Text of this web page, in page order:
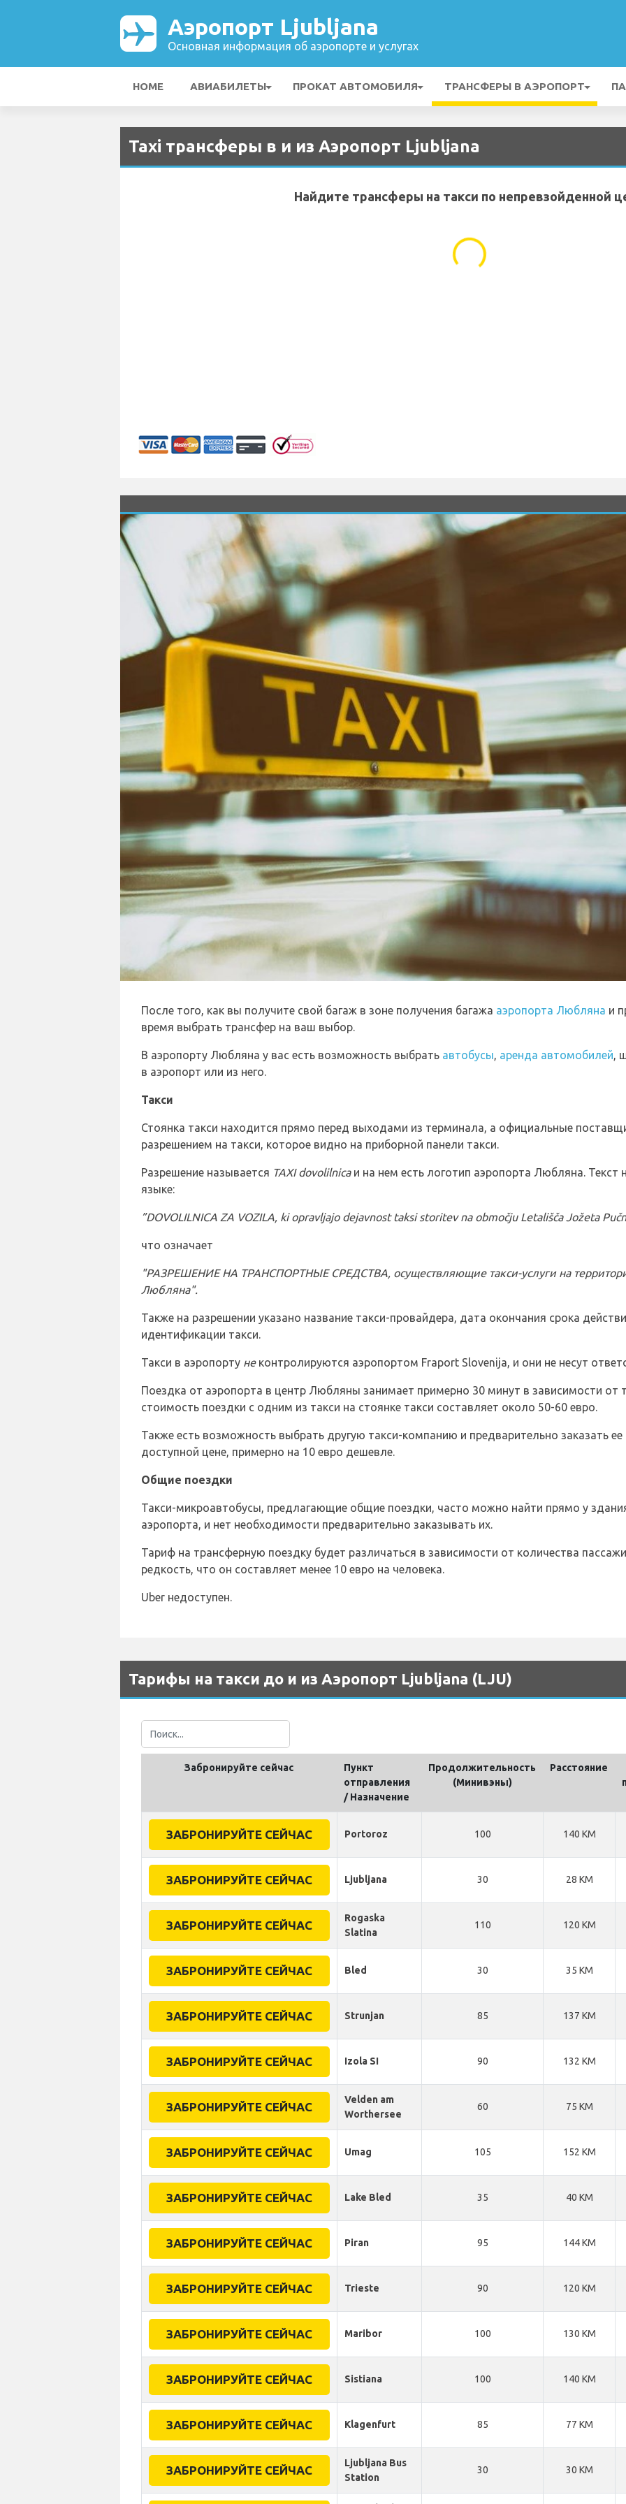
Аэропорт Ljubljana
Основная информация об аэропорте и услугах
HOME АВИАБИЛЕТЫ ПРОКАТ АВТОМОБИЛЯ ТРАНСФЕРЫ В АЭРОПОРТ
Taxi трансферы в и из Аэропорт Ljubljana
Найдите трансферы на такси по непревзойденной
После того, как вы получите свой багаж в зоне получения багажа аэропорта Любляна и
время выбрать трансфер на ваш выбор.
В аэропорту Любляна у вас есть возможность выбрать автобусы, аренда автомобилей,
в аэропорт или из него.
Такси
Стоянка такси находится прямо перед выходами из терминала, а официальные
разрешением на такси, которое видно на приборной панели такси.
Разрешение называется TAXI dovolilnicaи на нем есть логотип аэропорта Любляна. Текст
языке:
”DOVOLILNICA ZA VOZILA, ki opravljajo dejavnost taksi storitev na območju Letališča Jožeta
что означает
"РАЗРЕШЕНИЕ НА ТРАНСПОРТНЫЕ СРЕДСТВА, осуществляющие такси-услуги на
Любляна".
Также на разрешении указано название такси-провайдера, дата окончания срока
идентификации такси.
Такси в аэропорту неконтролируются аэропортом Fraport Slovenija, и они не несут
Поездка от аэропорта в центр Любляны занимает примерно 30 минут в зависимости от
стоимость поездки с одним из такси на стоянке такси составляет около 50-60 евро.
Также есть возможность выбрать другую такси-компанию и предварительно заказать
доступной цене, примерно на 10 евро дешевле.
Общие поездки
Такси-микроавтобусы, предлагающие общие поездки, часто можно найти прямо у
аэропорта, и нет необходимости предварительно заказывать их.
Тариф на трансферную поездку будет различаться в зависимости от количества
редкость, что он составляет менее 10 евро на человека.
Uber недоступен.
Тарифы на такси до и из Аэропорт Ljubljana (LJU)
Забронируйте сейчас
Пункт
отправления
/ Назначение
Продолжительность
(Минивэны)
Pасстояние
ЗАБРОНИРУЙТЕ СЕЙЧАС Portoroz 100 140 KM
ЗАБРОНИРУЙТЕ СЕЙЧАС Ljubljana 30 28 KM
ЗАБРОНИРУЙТЕ СЕЙЧАС
Rogaska
Slatina
110 120 KM
ЗАБРОНИРУЙТЕ СЕЙЧАС Bled 30 35 KM
ЗАБРОНИРУЙТЕ СЕЙЧАС Strunjan 85 137 KM
ЗАБРОНИРУЙТЕ СЕЙЧАС Izola SI 90 132 KM
ЗАБРОНИРУЙТЕ СЕЙЧАС
Velden am
Worthersee
60 75 KM
ЗАБРОНИРУЙТЕ СЕЙЧАС Umag 105 152 KM
ЗАБРОНИРУЙТЕ СЕЙЧАС Lake Bled 35 40 KM
ЗАБРОНИРУЙТЕ СЕЙЧАС Piran 95 144 KM
ЗАБРОНИРУЙТЕ СЕЙЧАС Trieste 90 120 KM
ЗАБРОНИРУЙТЕ СЕЙЧАС Maribor 100 130 KM
ЗАБРОНИРУЙТЕ СЕЙЧАС Sistiana 100 140 KM
ЗАБРОНИРУЙТЕ СЕЙЧАС Klagenfurt 85 77 KM
ЗАБРОНИРУЙТЕ СЕЙЧАС
Ljubljana Bus
Station
30 30 KM